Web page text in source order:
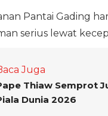
Pantai Gading
serius lewat
Juga
Thiaw Semprot
Dunia 2026